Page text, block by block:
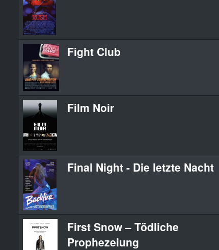
Fight Club
Film Noir
Final Night - Die letzte Nacht
First Snow – Tödliche
Prophezeiung